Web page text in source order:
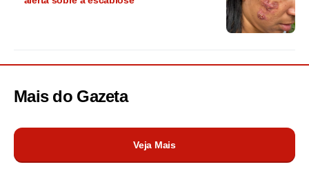
Mais do Gazeta
Veja Mais